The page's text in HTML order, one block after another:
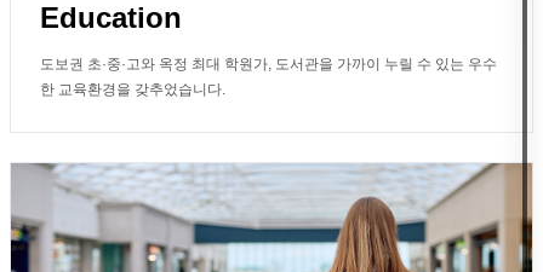
Education
도보권 초·중·고와 옥정 최대 학원가, 도서관을 가까이 누릴 수 있는 우수
한 교육환경을 갖추었습니다.